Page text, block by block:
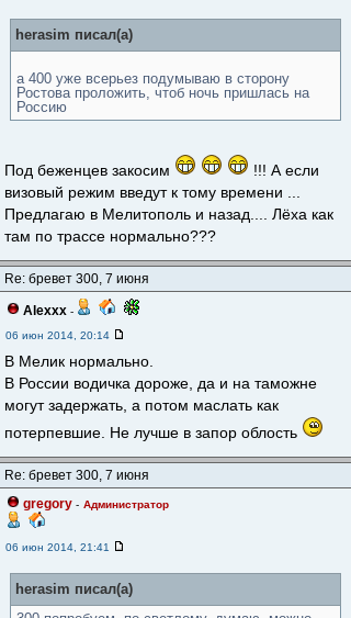
herasim писал(а)
а 400 уже всерьез подумываю в сторону
Ростова проложить, чтоб ночь пришлась на
Россию
Под беженцев закосим
!!! А если
визовый режим введут к тому времени ...
Предлагаю в Мелитополь и назад.... Лёха как
там по трассе нормально???
Re: бревет 300, 7 июня
Alexxx -
06 июн 2014, 20:14
В Мелик нормально.
В России водичка дороже, да и на таможне
могут задержать, а потом маслать как
потерпевшие. Не лучше в запор облость
Re: бревет 300, 7 июня
gregory - Администратор
06 июн 2014, 21:41
herasim писал(а)